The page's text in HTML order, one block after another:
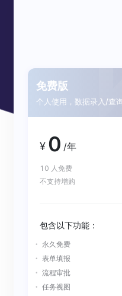
免费版
个人使用，数据录入/查
¥ 0 /年
10 人免费
不支持增购
包含以下功能：
永久免费
表单填报
流程审批
任务视图